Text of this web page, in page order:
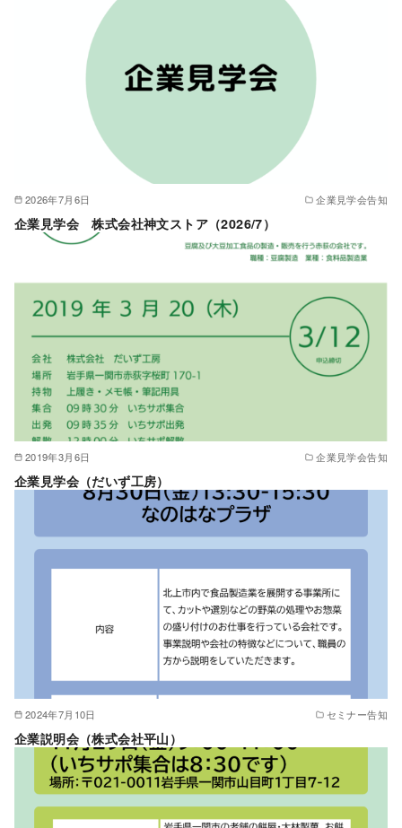
2026年7月6日 企業見学会告知
企業見学会 株式会社神文ストア（2026/7）
2019年3月6日 企業見学会告知
企業見学会（だいず工房）
2024年7月10日 セミナー告知
企業説明会（株式会社平山）